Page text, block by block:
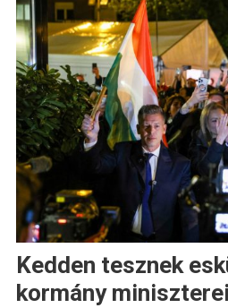
Kedden tesznek
kormány miniszterei